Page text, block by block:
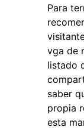
Para
vga de
listado
saber
propia
esta